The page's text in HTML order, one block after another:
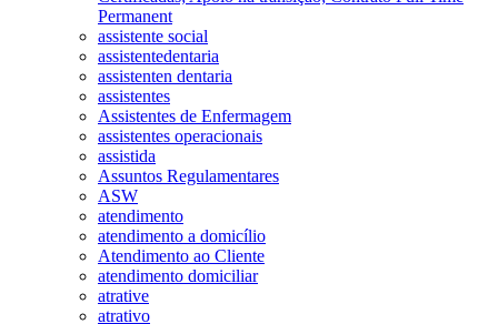
Permanent
assistente social
assistentedentaria
assistenten dentaria
assistentes
Assistentes de Enfermagem
assistentes operacionais
assistida
Assuntos Regulamentares
ASW
atendimento
atendimento a domicílio
Atendimento ao Cliente
atendimento domiciliar
atrative
atrativo